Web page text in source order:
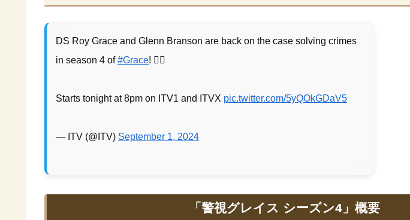
DS Roy Grace and Glenn Branson are back on the case solving crimes
in season 4 of#Grace! 🕵️‍♂️
Starts tonight at 8pm on ITV1 and ITVX pic.twitter.com/5yQOkGDaV5
— ITV (@ITV) September 1, 2024
「警視グレイス シーズン4」概要